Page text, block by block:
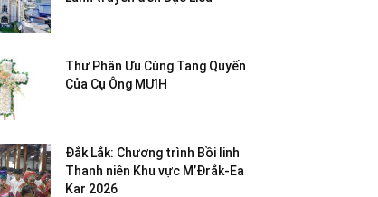
Thư Phân Ưu Cùng Tang Quyến
Của Cụ Ông MƯIH
Đắk Lắk: Chương trình Bồi linh
Thanh niên Khu vực M’Đrắk-Ea
Kar 2026